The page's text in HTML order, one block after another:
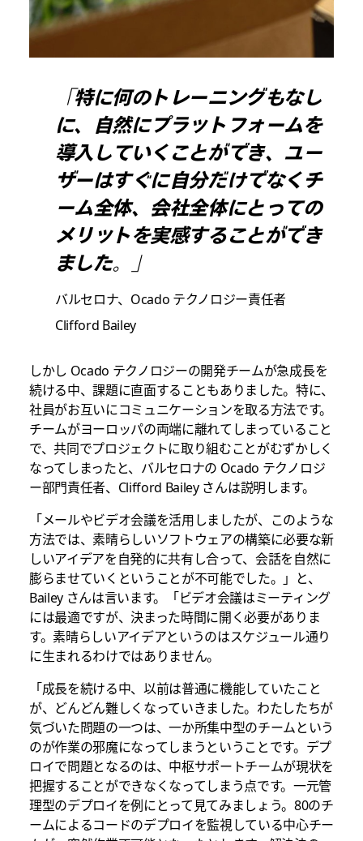
「特に何のトレーニングもなし
に、自然にプラットフォームを
導入していくことができ、ユー
ザーはすぐに自分だけでなくチ
ーム全体、会社全体にとっての
メリットを実感することができ
ました。」
バルセロナ、Ocado テクノロジー責任者
Clifford Bailey
しかし Ocado テクノロジーの開発チームが急成長を
続ける中、課題に直面することもありました。特に、
社員がお互いにコミュニケーションを取る方法です。
チームがヨーロッパの両端に離れてしまっていること
で、共同でプロジェクトに取り組むことがむずかしく
なってしまったと、バルセロナの Ocado テクノロジ
ー部門責任者、Clifford Bailey さんは説明します。
「メールやビデオ会議を活用しましたが、このような
方法では、素晴らしいソフトウェアの構築に必要な新
しいアイデアを自発的に共有し合って、会話を自然に
膨らませていくということが不可能でした。」と、
Bailey さんは言います。「ビデオ会議はミーティング
には最適ですが、決まった時間に開く必要がありま
す。素晴らしいアイデアというのはスケジュール通り
に生まれるわけではありません。
「成長を続ける中、以前は普通に機能していたこと
が、どんどん難しくなっていきました。わたしたちが
気づいた問題の一つは、一か所集中型のチームという
のが作業の邪魔になってしまうということです。デプ
ロイで問題となるのは、中枢サポートチームが現状を
把握することができなくなってしまう点です。一元管
理型のデプロイを例にとって見てみましょう。80のチ
ームによるコードのデプロイを監視している中心チー